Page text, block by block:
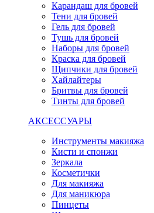
Карандаш для бровей
Тени для бровей
Гель для бровей
Тушь для бровей
Наборы для бровей
Краска для бровей
Щипчики для бровей
Хайлайтеры
Бритвы для бровей
Тинты для бровей
АКСЕССУАРЫ
Инструменты макияжа
Кисти и спонжи
Зеркала
Косметички
Для макияжа
Для маникюра
Пинцеты